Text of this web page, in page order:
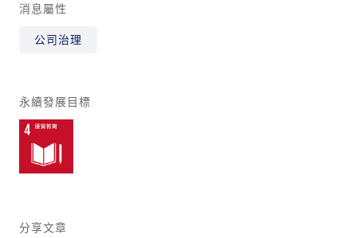
消息屬性
公司治理
永續發展目標
分享文章